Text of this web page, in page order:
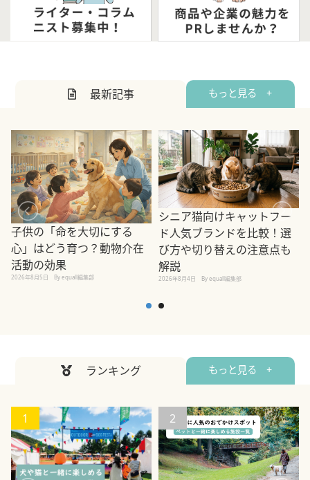
最新記事 もっと見る +
子供の「命を大切にする
心」はどう育つ？動物介在
活動の効果
2026年8月5日 By equall編集部
シニア猫向けキャットフー
ド人気ブランドを比較！選
び方や切り替えの注意点も
解説
2026年8月4日 By equall編集部
ランキング もっと見る +
1 2